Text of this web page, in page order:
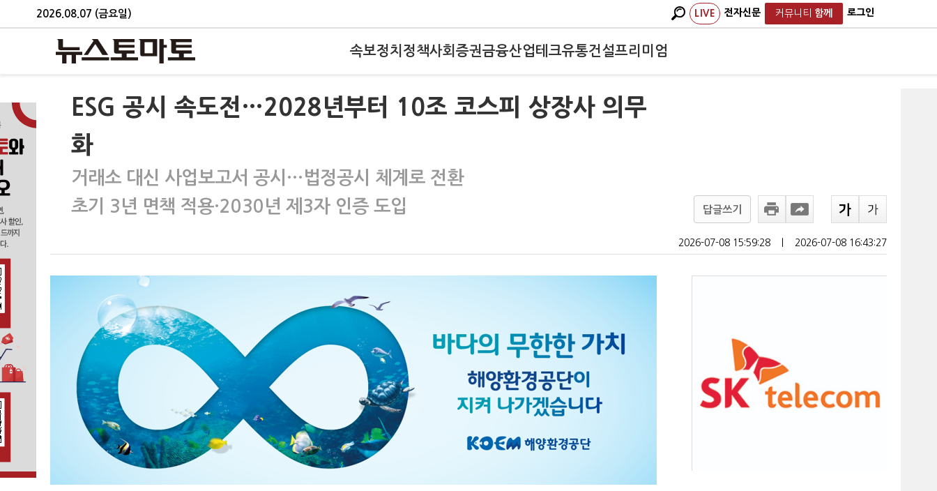
2026.08.07 (금요일) LIVE 전자신문 커뮤니티 함께 로그인
속보정치 정책사회 증권금융산업테크유통건설프리미엄
ESG 공시 속도전…2028년부터 10조 코스피 상장사 의무
화
거래소 대신 사업보고서 공시…법정공시 체계로 전환
초기 3년 면책 적용·2030년 제3자 인증 도입
답글쓰기
2026-07-08 15:59:28 2026-07-08 16:43:27